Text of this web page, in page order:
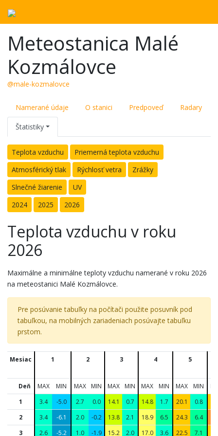
Meteostanica Malé
Kozmálovce
@male-kozmalovce
Namerané údaje O stanici Predpoveď Radary
Štatistiky
Teplota vzduchu
Priemerná teplota vzduchu
Atmosférický tlak
Rýchlosť vetra
Zrážky
Slnečné žiarenie
UV
2024
2025 2026
Teplota vzduchu v roku
2026
Maximálne a minimálne teploty vzduchu namerané v roku 2026
na meteostanici Malé Kozmálovce.
Pre posúvanie tabuľky na počítači použite posuvník pod
tabuľkou, na mobilných zariadeniach posúvajte tabuľku
prstom.
Mesiac 1 2 3 4 5
Deň MAX MIN MAX MIN MAX MIN MAX MIN MAX MIN
1
3.4 -5.0 2.7 0.0 14.1 0.7 14.8 1.7 20.1 0.8
2
3.4 -6.1 2.0 -0.2 13.8 2.1 18.9 6.5 24.3 6.4
3
2.6 -5.2 1.0 -1.9 15.2 2.0 17.0 3.6 22.5 7.1